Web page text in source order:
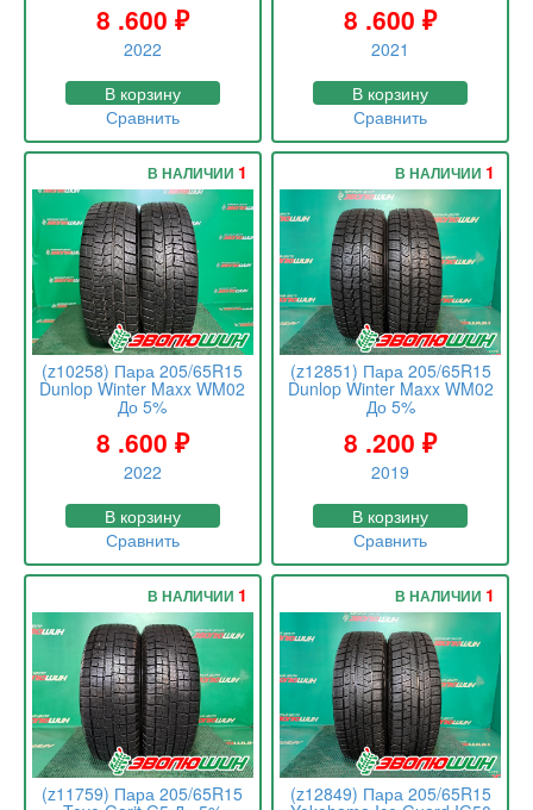
8 .600 ₽
2022
В корзину
Сравнить
8 .600₽
2021
В корзину
Сравнить
(z10258) Пара 205/65R15
Dunlop Winter Maxx WM02
До 5%
8 .600 ₽
2022
В НАЛИЧИИ 1
В корзину
Сравнить
(z12851) Пара 205/65R15
Dunlop Winter Maxx WM02
До 5%
8 .200₽
2019
В НАЛИЧИИ 1
В корзину
Сравнить
(z11759) Пара 205/65R15
В НАЛИЧИИ 1
(z12849) Пара 205/65R15
В НАЛИЧИИ 1